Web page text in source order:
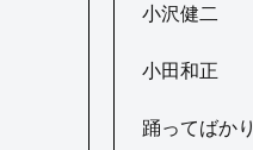
小沢健二
小田和正
踊ってばか